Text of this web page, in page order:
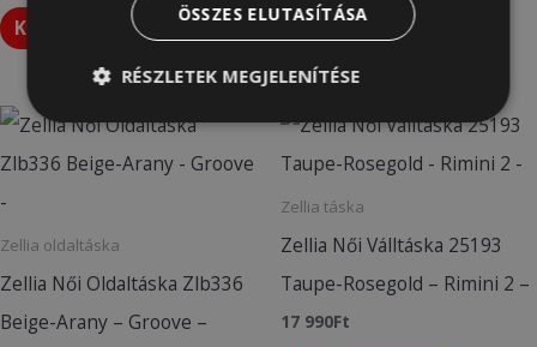
Kosárba teszem Kosárba teszem
Zellia oldaltáska
Zellia Női Oldaltáska Zlb336
Beige-Arany – Groove –
Zellia táska
Zellia Női Válltáska 25193
Taupe-Rosegold – Rimini 2 –
17 990Ft
ÖSSZES ELUTASÍTÁSA
RÉSZLETEK MEGJELENÍTÉSE